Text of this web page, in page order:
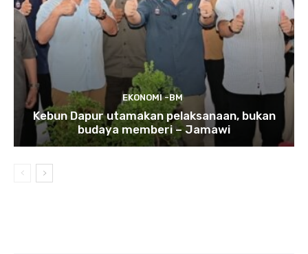
EKONOMI -BM
Kebun Dapur utamakan pelaksanaan, bukan
budaya memberi – Jamawi